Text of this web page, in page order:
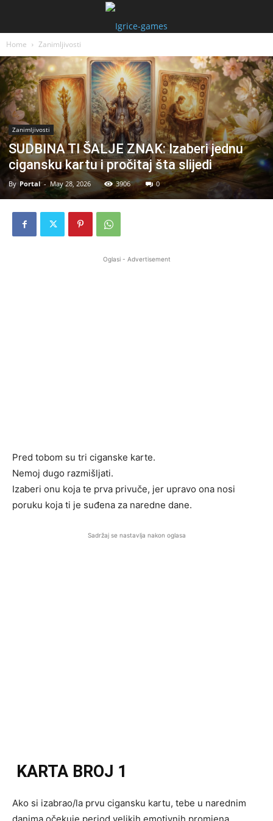
Home Zanimljivosti
Zanimljivosti
SUDBINA TI ŠALJE ZNAK: Izaberi jednu
cigansku kartu i pročitaj šta slijedi
By Portal - May 28, 2026 3906 0
Oglasi - Advertisement
Pred tobom su tri ciganske karte.
Nemoj dugo razmišljati.
Izaberi onu koja te prva privuče, jer upravo ona nosi
poruku koja ti je suđena za naredne dane.
Sadržaj se nastavlja nakon oglasa
KARTA BROJ 1
Ako si izabrao/la prvu cigansku kartu, tebe u narednim